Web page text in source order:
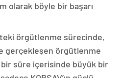
olarak böyle bir başarı
örgütlenme sürecinde,
gerçekleşen örgütlenme
süre içerisinde büyük bir